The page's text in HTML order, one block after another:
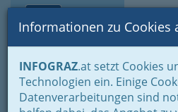
Suche
Informationen zu Cookies
INFOGRAZ.at setzt Cookies
Technologien ein. Einige
Datenverarbeitungen sind
Home Lebens-Guide
Ausflugstipps, Ausflugsziele:
A Quechua Polo